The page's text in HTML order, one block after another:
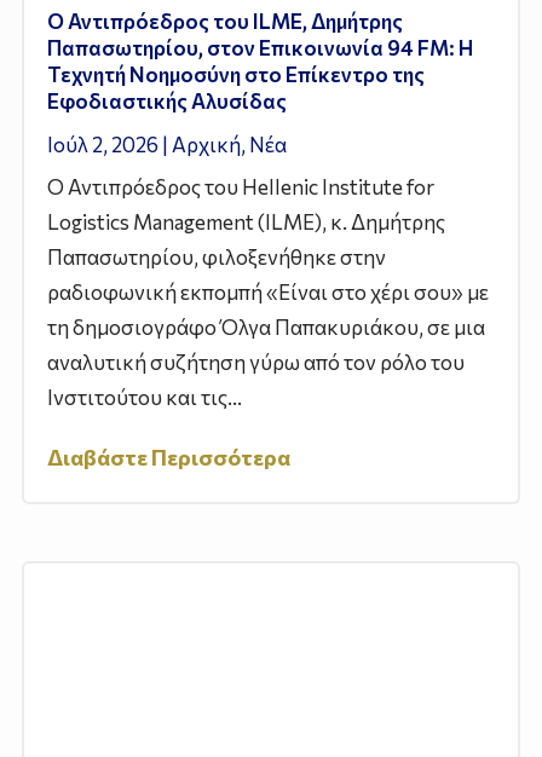
Ο Αντιπρόεδρος του ILME, Δημήτρης
Παπασωτηρίου, στον Επικοινωνία 94 FM: Η
Τεχνητή Νοημοσύνη στο Επίκεντρο της
Εφοδιαστικής Αλυσίδας
Ιούλ 2, 2026 | Αρχική, Νέα
Ο Αντιπρόεδρος του Hellenic Institute for
Logistics Management (ILME), κ. Δημήτρης
Παπασωτηρίου, φιλοξενήθηκε στην
ραδιοφωνική εκπομπή «Είναι στο χέρι σου» με
τη δημοσιογράφο Όλγα Παπακυριάκου, σε μια
αναλυτική συζήτηση γύρω από τον ρόλο του
Ινστιτούτου και τις...
Διαβάστε Περισσότερα